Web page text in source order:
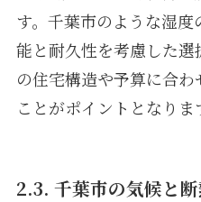
す。千葉市のような湿
能と耐久性を考慮した
の住宅構造や予算に合
ことがポイントとなりま
2.3. 千葉市の気候と